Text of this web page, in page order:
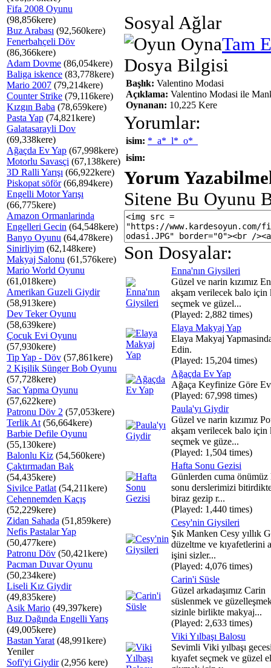
Fifa 2008 Oyunu
(98,856kere)
Buz Arabası (92,560kere)
Fenerbahçeli Döv
(86,366kere)
Adam Dovme (86,054kere)
Baliga iskence (83,778kere)
Mario 2007 (79,214kere)
Counter Strike (79,116kere)
Kızgın Baba (78,659kere)
Pasta Yap (74,821kere)
Galatasarayli Dov
(69,338kere)
Ağaçda Ev Yap (67,998kere)
Motorlu Savasçi (67,138kere)
3D Ralli Yarışı (66,922kere)
Piskopat söför(66,894kere)
Engelli Motor Yarışı
(66,775kere)
Amazon Ormanlarinda
Engelleri Gecin (64,548kere)
Banyo Oyunu (64,478kere)
Sinirliyim (62,148kere)
Makyaj Salonu (61,576kere)
Mario World Oyunu
(61,018kere)
Amerikan Guzeli Giydir
(58,913kere)
Dev Teker Oyunu
(58,639kere)
Çocuk Evi Oyunu
(57,930kere)
Tip Yap - Döv (57,861kere)
2 Kişilik Sünger Bob Oyunu
(57,728kere)
Sac Yapma Oyunu
(57,622kere)
Patronu Döv 2 (57,053kere)
Terlik At (56,664kere)
Barbie Defile Oyunu
(55,130kere)
Balonlu Kiz (54,560kere)
Çaktırmadan Bak
(54,435kere)
Sivilce Patlat (54,211kere)
Cehennemden Kaçış
(52,229kere)
Zidan Sahada (51,859kere)
Nefis Pastalar Yap
(50,477kere)
Patronu Döv (50,421kere)
Pacman Duvar Oyunu
(50,234kere)
Liseli Kız Giydir
(49,835kere)
Asik Mario (49,397kere)
Buz Dağında Engelli Yarış
(49,005kere)
Bastan Yarat (48,991kere)
Yeniler
Sofi'yi Giydir(2,956 kere)
Sosyal Ağlar
Tam
Dosya Bilgisi
Başlık: Valentino Modasi
Açıklama: Valentino Modasi ile
Oynanan: 10,225 Kere
Yorumlar:
isim: *_a*_l*_o*_
isim:
Yorum
Sitene Bu Oyunu
Son Dosyalar:
Enna'nın Giysileri
Güzel ve narin kızımız
akşam verilecek balo için
seçmek ve güzel...
(Played: 2,882 times)
Elaya Makyaj Yap
Elaya Makyaj
Edin.
(Played: 15,204 times)
Ağaçda Ev Yap
Ağaça Keyfinize Göre Ev
(Played: 67,998 times)
Paula'yı Giydir
Güzel ve narin kızımız
akşam verilecek balo için
seçmek ve güze...
(Played: 1,504 times)
Hafta Sonu Gezisi
Günlerden cuma önümüz
sonu derslerimizi
biraz gezip r...
(Played: 1,440 times)
Cesy'nin Giysileri
Şık Manken Cesy yıllık
düzeltme ve kıyafetlerini
işini sizler...
(Played: 4,076 times)
Carin'i Süsle
Güzel arkadaşımız Carin
süslenmek ve
sizinle birlikte makyaj...
(Played: 2,633 times)
Viki Yılbaşı Balosu
Sevimli Viki yılbaşı
kıyafet seçmek ve güzel